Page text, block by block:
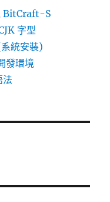
BitCraft-S
字型
統安裝)
發環境
法